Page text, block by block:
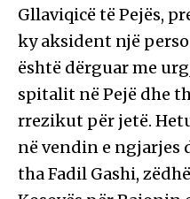
Gllaviqicë të Pejës,
ky aksident një
është dërguar me
spitalit në Pejë dhe
rrezikut për jetë.
në vendin e ngjarjes
tha Fadil Gashi,